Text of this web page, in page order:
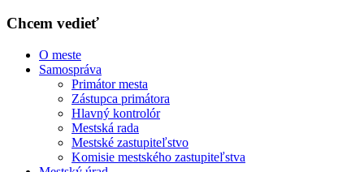
Chcem vedieť
O meste
Samospráva
Primátor mesta
Zástupca primátora
Hlavný kontrolór
Mestská rada
Mestské zastupiteľstvo
Komisie mestského zastupiteľstva